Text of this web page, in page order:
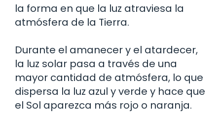
la forma en que la luz atraviesa la
atmósfera de la Tierra.
Durante el amanecer y el atardecer,
la luz solar pasa a través de una
mayor cantidad de atmósfera, lo que
dispersa la luz azul y verde y hace que
el Sol aparezca más rojo o naranja.